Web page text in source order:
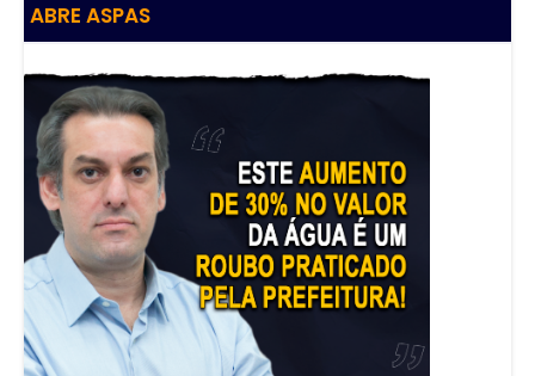
ABRE ASPAS